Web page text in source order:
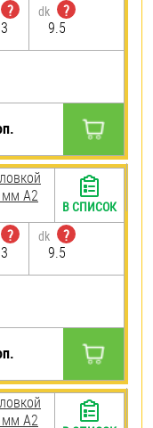
?
3
dk
?
9.5
мм А2
?
3
dk
?
9.5
В СПИСОК
мм А2